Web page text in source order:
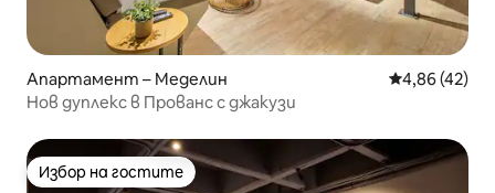
Апартамент – Меделин Средна
4,86 (42)
Нов дуплекс в Прованс с джакузи
Избор на гостите
Избор на гостите